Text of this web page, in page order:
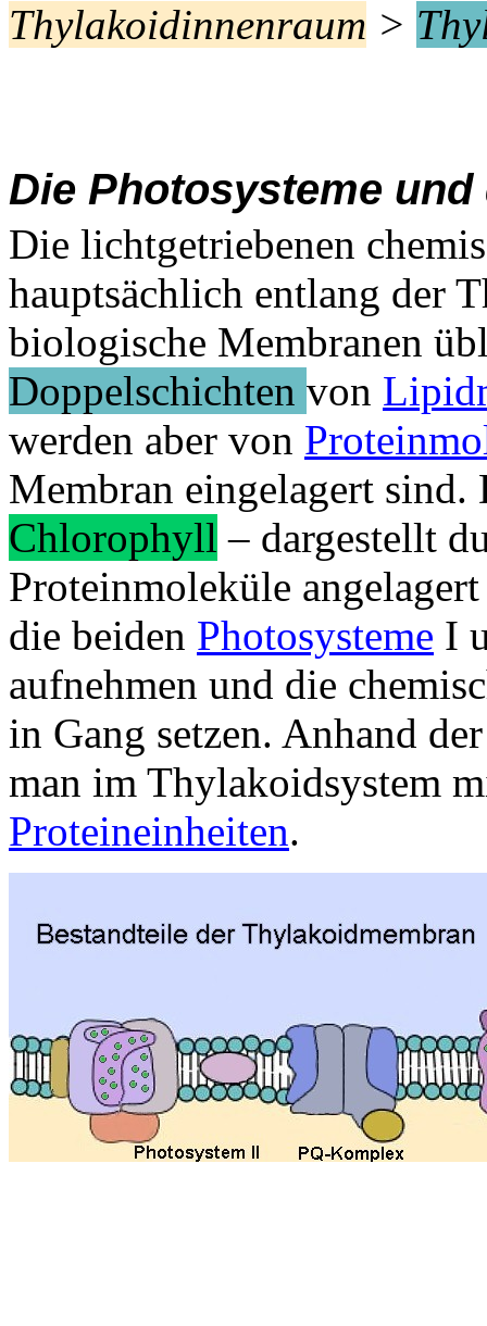
Thylakoidinnenraum >
Die Photosysteme
Die lichtgetriebenen
hauptsächlich entlang der
biologische Membranen
Doppelschichten von
werden aber von
Membran eingelagert sind.
Chlorophyll – dargestellt
Proteinmoleküle
die beiden Photosysteme I
aufnehmen und die
in Gang setzen. Anhand
man im Thylakoidsystem
Proteineinheiten.